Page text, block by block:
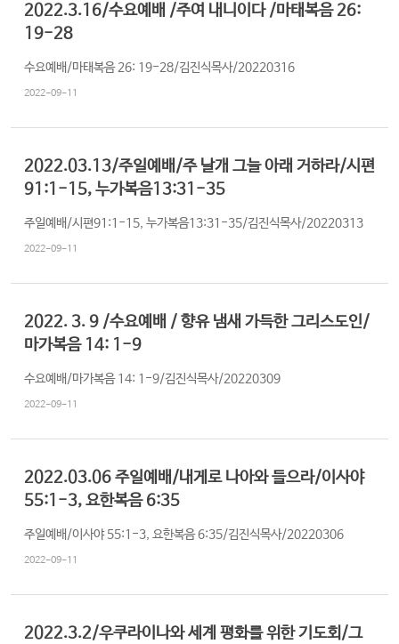
양
프
로
커
니
티
2022.3.16/수요예배 /주여 내니이다 /마태복음 26:
19-28
수요예배/마태복음 26: 19-28/김진식목사/20220316
2022-09-11
2022.03.13/주일예배/주 날개 그늘 아래 거하라/시편
91:1-15, 누가복음13:31-35
주일예배/시편91:1-15, 누가복음13:31-35/김진식목사/20220313
2022-09-11
2022. 3. 9 /수요예배 / 향유 냄새 가득한 그리스도인/
마가복음 14: 1-9
수요예배/마가복음 14: 1-9/김진식목사/20220309
2022-09-11
2022.03.06 주일예배/내게로 나아와 들으라/이사야
55:1-3, 요한복음 6:35
주일예배/이사야 55:1-3, 요한복음 6:35/김진식목사/20220306
2022-09-11
2022.3.2/우쿠라이나와 세계 평화를 위한 기도회/그